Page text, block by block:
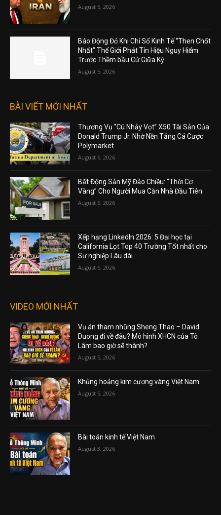
August 5, 2026
Báo Động Đỏ Khi Chỉ Số Kinh Tế “Then Chốt
Nhất” Thế Giới Phát Tín Hiệu Nguy Hiểm
Trước Thềm bầu Cử Giữa Kỳ
August 5, 2026
BÀI VIẾT MỚI NHẤT
Thương Vụ “Cú Nhảy Vọt” X50 Tài Sản Của
Donald Trump Jr. Nhờ Nền Tảng Cá Cược
Polymarket
August 6, 2026
Bất Động Sản Mỹ Đảo Chiều: “Thời Cơ
Vàng” Cho Người Mua Căn Nhà Đầu Tiên
August 6, 2026
Xếp hạng LinkedIn 2026: 5 Đại học tại
California Lọt Top 40 Trường Tốt nhất cho
Sự nghiệp Lâu dài
August 6, 2026
VIDEO MỚI NHẤT
Vụ án tham nhũng Sheng Thao – David
Duong đi về đâu? Mô hình XHCN của Tô
Lâm bao giờ sẽ thành?
August 5, 2026
Khủng hoảng kim cương vàng Việt Nam
August 5, 2026
Bài toán kinh tế Việt Nam
August 3, 2026